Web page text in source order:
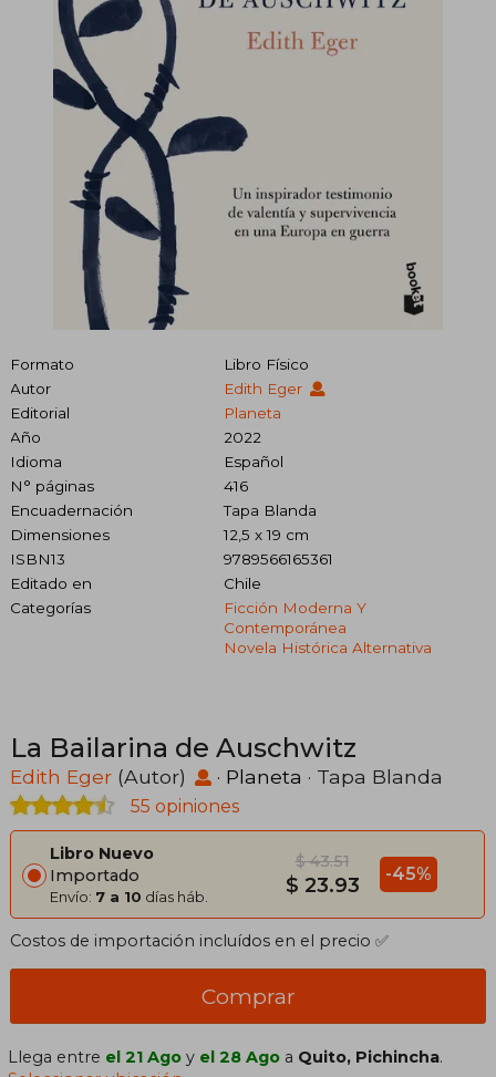
Formato
Libro Físico
Autor
Edith Eger
Editorial
Planeta
Año
2022
Idioma
Español
N° páginas
416
Encuadernación
Tapa Blanda
Dimensiones
12,5 x 19 cm
ISBN13
9789566165361
Editado en
Chile
Categorías
Ficción Moderna Y
Contemporánea
Novela Histórica Alternativa
La Bailarina de Auschwitz
Edith Eger (Autor) · Planeta · Tapa Blanda
55 opiniones
Libro Nuevo
Importado
Envío: 7 a 10 días háb.
$ 43.51
$ 23.93 -45%
Costos de importación incluídos en el precio ✅
Comprar
Llega entre el 21 Ago y el 28 Ago a Quito, Pichincha.